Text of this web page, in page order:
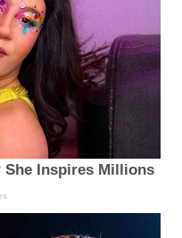
She Inspires Millions